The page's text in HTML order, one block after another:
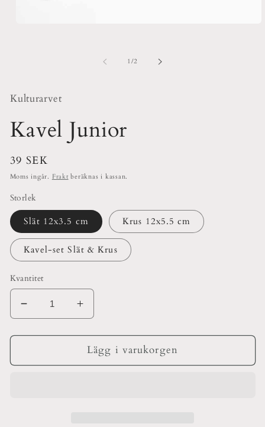
1 /av
2
Kulturarvet
Kavel Junior
Ordinarie
pris
39 SEK
Moms ingår. Fraktberäknas i kassan.
Storlek
Slät 12x3.5 cm Krus 12x5.5 cm
Kavel-set Slät & Krus
Kvantitet
Minska
kvantitet
för
Junior
Öka
kvantitet
för
Kavel
Junior
Lägg i varukorgen